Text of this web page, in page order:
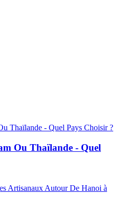
Ou Thaïlande - Quel